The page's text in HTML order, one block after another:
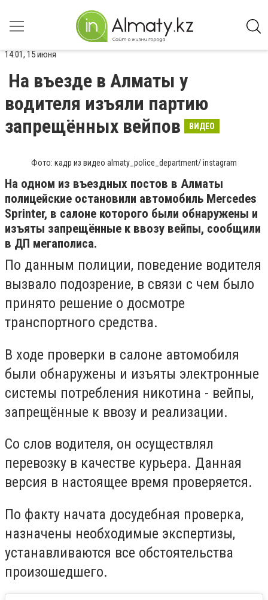
14:01, 15 июня
На въезде в Алматы у
водителя изъяли партию
запрещённых вейпов
ВИДЕО
Фото: кадр из видео almaty_police_department/ instagram
На одном из въездных постов в Алматы
полицейские остановили автомобиль Mercedes
Sprinter, в салоне которого были обнаружены и
изъяты запрещённые к ввозу вейпы, сообщили
в ДП мегаполиса.
По данным полиции, поведение водителя
вызвало подозрение, в связи с чем было
принято решение о досмотре
транспортного средства.
В ходе проверки в салоне автомобиля
были обнаружены и изъяты электронные
системы потребления никотина - вейпы,
запрещённые к ввозу и реализации.
Со слов водителя, он осуществлял
перевозку в качестве курьера. Данная
версия в настоящее время проверяется.
По факту начата досудебная проверка,
назначены необходимые экспертизы,
устанавливаются все обстоятельства
произошедшего.